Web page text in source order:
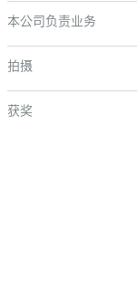
本公司负责业务
拍摄
获奖